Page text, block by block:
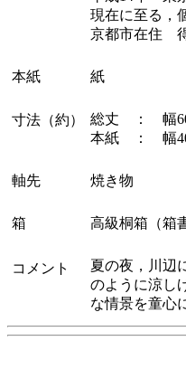
現在に至る，
京都市在住
本紙 紙
寸法（約）
総丈 ： 幅
本紙 ： 幅
軸先 焼き物
箱 高級桐箱（箱
コメント
夏の夜，川辺
のように涼し
な情景を童心